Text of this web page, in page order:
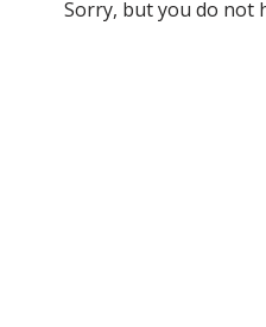
Sorry, but you do not